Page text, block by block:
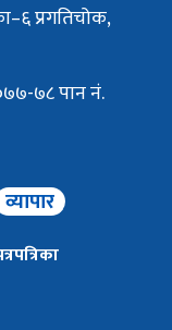
प्रगतिचोक,
७८ पान नं.
व्यापार